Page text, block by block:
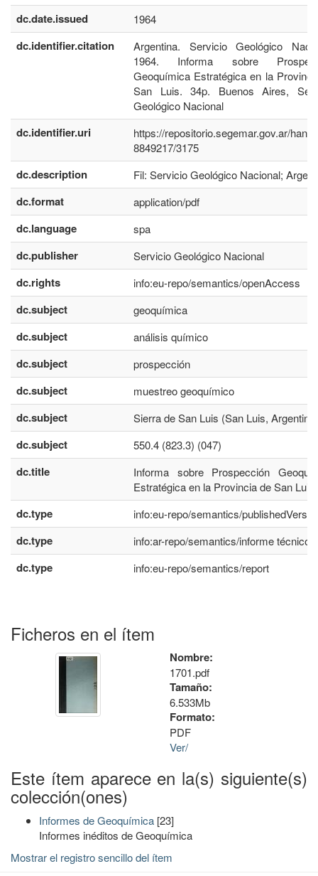
dc.date.issued 1964
dc.identifier.citation
Argentina. Servicio Geológico
1964. Informa sobre
Geoquímica Estratégica en la
San Luis. 34p. Buenos Aires,
Geológico Nacional
dc.identifier.uri
https://repositorio.segemar.gov.ar/
8849217/3175
dc.description Fil: Servicio Geológico Nacional;
dc.format application/pdf
dc.language spa
dc.publisher Servicio Geológico Nacional
dc.rights info:eu-repo/semantics/openAccess
dc.subject geoquímica
dc.subject análisis químico
dc.subject prospección
dc.subject muestreo geoquímico
dc.subject Sierra de San Luis (San Luis, Argentina)
dc.subject 550.4 (823.3) (047)
dc.title
Informa sobre Prospección
Estratégica en la Provincia de San Luis
dc.type info:eu-repo/semantics/
dc.type info:ar-repo/semantics/informe técnico
dc.type info:eu-repo/semantics/report
Ficheros en el ítem
Nombre:
1701.pdf
Tamaño:
6.533Mb
Formato:
PDF
Ver/
Este ítem aparece en la(s) siguiente(s)
colección(ones)
Informes de Geoquímica [23]
Informes inéditos de Geoquímica
Mostrar el registro sencillo del ítem